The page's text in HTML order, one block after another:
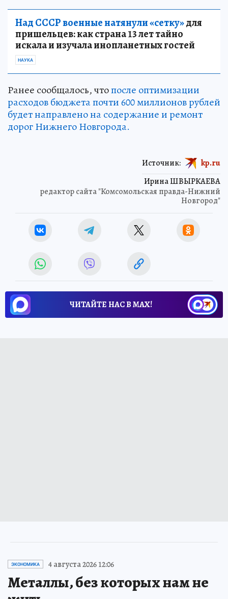
Над СССР военные натянули «сетку»для
пришельцев: как страна 13 лет тайно
искала и изучала инопланетных гостей
НАУКА
Ранее сообщалось, чтопосле оптимизации
расходов бюджета почти 600 миллионов рублей
будет направлено на содержание и ремонт
дорог Нижнего Новгорода.
Ирина ШВЫРКАЕВА
редактор сайта "Комсомольская правда-Нижний
Новгород"
Источник: kp.ru
ЧИТАЙТЕ НАС В МАХ!
ЭКОНОМИКА 4 августа 2026 12:06
Металлы, без которых нам не